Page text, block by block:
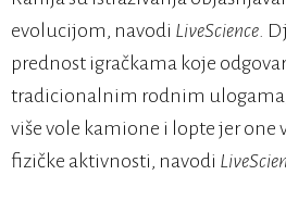
evolucijom, navodi LiveScience.
prednost igračkama koje
tradicionalnim rodnim
više vole kamione i lopte jer one
fizičke aktivnosti, navodi